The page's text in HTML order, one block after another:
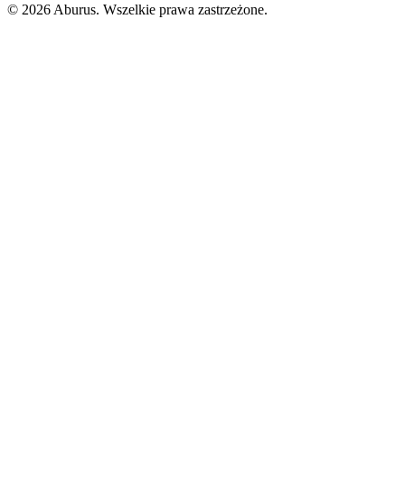
© 2026 Aburus. Wszelkie prawa zastrzeżone.